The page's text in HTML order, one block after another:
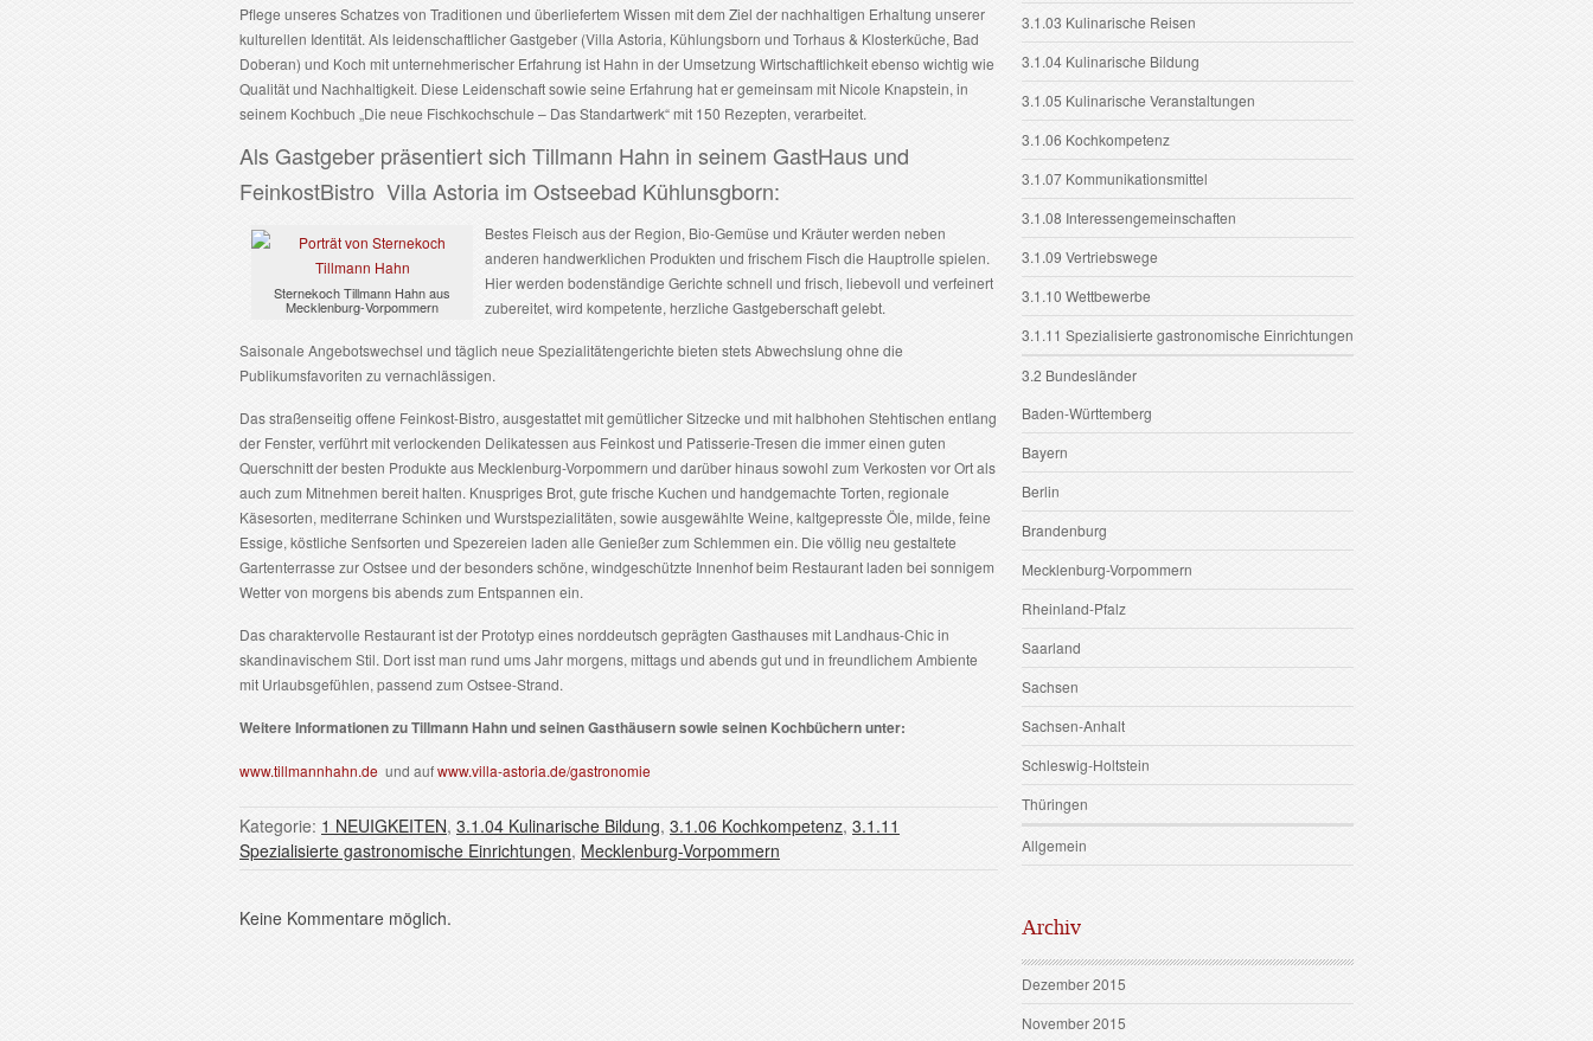
Pflege unseres Schatzes von Traditionen und überliefertem Wissen mit dem Ziel der nachhaltigen Erhaltung unserer
kulturellen Identität. Als leidenschaftlicher Gastgeber (Villa Astoria, Kühlungsborn und Torhaus & Klosterküche, Bad
Doberan) und Koch mit unternehmerischer Erfahrung ist Hahn in der Umsetzung Wirtschaftlichkeit ebenso wichtig wie
Qualität und Nachhaltigkeit. Diese Leidenschaft sowie seine Erfahrung hat er gemeinsam mit Nicole Knapstein, in
seinem Kochbuch „Die neue Fischkochschule – Das Standartwerk“ mit 150 Rezepten, verarbeitet.
Als Gastgeber präsentiert sich Tillmann Hahn in seinem GastHaus und
FeinkostBistro Villa Astoria im Ostseebad Kühlunsgborn:
Sternekoch Tillmann Hahn aus
Mecklenburg-Vorpommern
Bestes Fleisch aus der Region, Bio-Gemüse und Kräuter werden neben
anderen handwerklichen Produkten und frischem Fisch die Hauptrolle spielen.
Hier werden bodenständige Gerichte schnell und frisch, liebevoll und verfeinert
zubereitet, wird kompetente, herzliche Gastgeberschaft gelebt.
Saisonale Angebotswechsel und täglich neue Spezialitätengerichte bieten stets Abwechslung ohne die
Publikumsfavoriten zu vernachlässigen.
Das straßenseitig offene Feinkost-Bistro, ausgestattet mit gemütlicher Sitzecke und mit halbhohen Stehtischen entlang
der Fenster, verführt mit verlockenden Delikatessen aus Feinkost und Patisserie-Tresen die immer einen guten
Querschnitt der besten Produkte aus Mecklenburg-Vorpommern und darüber hinaus sowohl zum Verkosten vor Ort als
auch zum Mitnehmen bereit halten. Knuspriges Brot, gute frische Kuchen und handgemachte Torten, regionale
Käsesorten, mediterrane Schinken und Wurstspezialitäten, sowie ausgewählte Weine, kaltgepresste Öle, milde, feine
Essige, köstliche Senfsorten und Spezereien laden alle Genießer zum Schlemmen ein. Die völlig neu gestaltete
Gartenterrasse zur Ostsee und der besonders schöne, windgeschützte Innenhof beim Restaurant laden bei sonnigem
Wetter von morgens bis abends zum Entspannen ein.
Das charaktervolle Restaurant ist der Prototyp eines norddeutsch geprägten Gasthauses mit Landhaus-Chic in
skandinavischem Stil. Dort isst man rund ums Jahr morgens, mittags und abends gut und in freundlichem Ambiente
mit Urlaubsgefühlen, passend zum Ostsee-Strand.
Weitere Informationen zu Tillmann Hahn und seinen Gasthäusern sowie seinen Kochbüchern unter:
www.tillmannhahn.de und aufwww.villa-astoria.de/gastronomie
Kategorie: 1 NEUIGKEITEN, 3.1.04 Kulinarische Bildung, 3.1.06 Kochkompetenz, 3.1.11
Spezialisierte gastronomische Einrichtungen, Mecklenburg-Vorpommern
Keine Kommentare möglich.
3.1.03 Kulinarische Reisen
3.1.04 Kulinarische Bildung
3.1.05 Kulinarische Veranstaltungen
3.1.06 Kochkompetenz
3.1.07 Kommunikationsmittel
3.1.08 Interessengemeinschaften
3.1.09 Vertriebswege
3.1.10 Wettbewerbe
3.1.11 Spezialisierte gastronomische Einrichtungen
3.2 Bundesländer
Baden-Württemberg
Bayern
Berlin
Brandenburg
Mecklenburg-Vorpommern
Rheinland-Pfalz
Saarland
Sachsen
Sachsen-Anhalt
Schleswig-Holtstein
Thüringen
Allgemein
Archiv
Dezember 2015
November 2015